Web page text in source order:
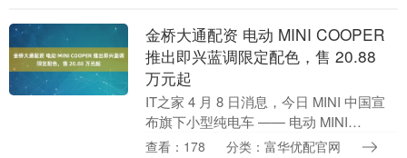
头，而是....
金桥大通配资 电动 MINI COOPER
推出即兴蓝调限定配色，售 20.88
万元起
IT之家 4 月 8 日消息，今日 MINI 中国宣
布旗下小型纯电车 —— 电动 MINI
COOPER 推出即兴蓝调限定配色系列，
查看：178 分类：富华优配官网